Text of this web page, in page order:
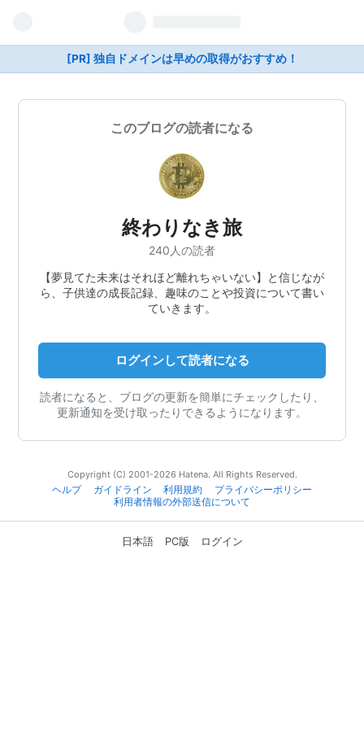
[PR] 独自ドメインは早めの取得がおすすめ！
このブログの読者になる
終わりなき旅
240人の読者
【夢見てた未来はそれほど離れちゃいない】と信じなが
ら、子供達の成長記録、趣味のことや投資について書い
ていきます。
ログインして読者になる
読者になると、ブログの更新を簡単にチェックしたり、
更新通知を受け取ったりできるようになります。
Copyright (C) 2001-2026 Hatena. All Rights Reserved.
ヘルプ
ガイドライン 利用規約
プライバシーポリシー
利用者情報の外部送信について
日本語 PC版 ログイン